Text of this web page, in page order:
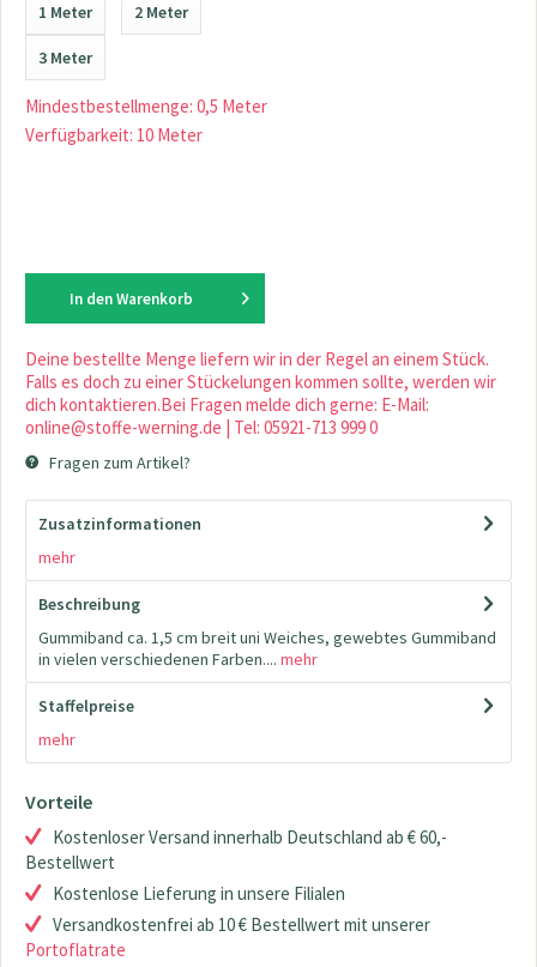
1 Meter 2 Meter
3 Meter
Mindestbestellmenge: 0,5 Meter
Verfügbarkeit: 10 Meter
In den Warenkorb
Deine bestellte Menge liefern wir in der Regel an einem Stück.
Falls es doch zu einer Stückelungen kommen sollte, werden wir
dich kontaktieren.Bei Fragen melde dich gerne: E-Mail:
online@stoffe-werning.de | Tel: 05921-713 999 0
Fragen zum Artikel?
Zusatzinformationen
mehr
Beschreibung
Gummiband ca. 1,5 cm breit uni Weiches, gewebtes Gummiband
in vielen verschiedenen Farben.... mehr
Staffelpreise
mehr
Vorteile
Kostenloser Versand innerhalb Deutschland ab € 60,-
Bestellwert
Kostenlose Lieferung in unsere Filialen
Versandkostenfrei ab 10 € Bestellwert mit unserer
Portoflatrate